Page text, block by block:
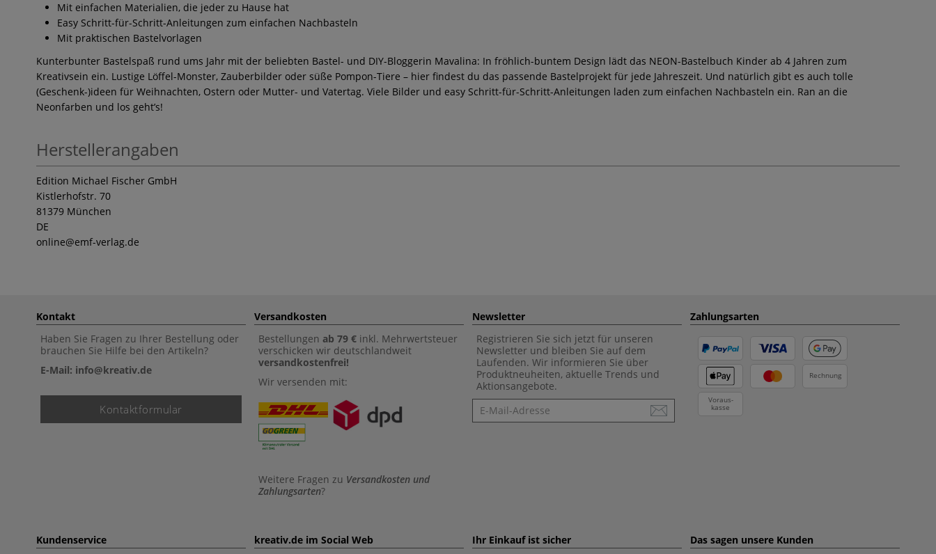
Mit einfachen Materialien, die jeder zu Hause hat
Easy Schritt-für-Schritt-Anleitungen zum einfachen Nachbasteln
Mit praktischen Bastelvorlagen
Kunterbunter Bastelspaß rund ums Jahr mit der beliebten Bastel- und DIY-Bloggerin Mavalina: In fröhlich-buntem Design lädt das NEON-Bastelbuch Kinder ab 4 Jahren zum
Kreativsein ein. Lustige Löffel-Monster, Zauberbilder oder süße Pompon-Tiere – hier findest du das passende Bastelprojekt für jede Jahreszeit. Und natürlich gibt es auch tolle
(Geschenk-)ideen für Weihnachten, Ostern oder Mutter- und Vatertag. Viele Bilder und easy Schritt-für-Schritt-Anleitungen laden zum einfachen Nachbasteln ein. Ran an die
Neonfarben und los geht’s!
Herstellerangaben
Edition Michael Fischer GmbH
Kistlerhofstr. 70
81379 München
DE
online@emf-verlag.de
Kontakt
Haben Sie Fragen zu Ihrer Bestellung oder
brauchen Sie Hilfe bei den Artikeln?
E-Mail: info@kreativ.de
Kontaktformular
Versandkosten
Bestellungen ab 79 € inkl. Mehrwertsteuer
verschicken wir deutschlandweit
versandkostenfrei!
Wir versenden mit:
Weitere Fragen zu Versandkosten und
Zahlungsarten?
Newsletter
Registrieren Sie sich jetzt für unseren
Newsletter und bleiben Sie auf dem
Laufenden. Wir informieren Sie über
Produktneuheiten, aktuelle Trends und
Aktionsangebote.
Newsletter
Zahlungsarten
Rechnung
Voraus-
kasse
Kundenservice kreativ.de im Social Web Ihr Einkauf ist sicher Das sagen unsere Kunden